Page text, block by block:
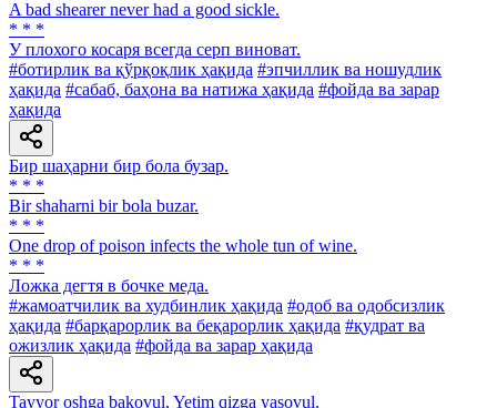
A bad shearer never had a good sickle.
* * *
У плохого косаря всегда серп виноват.
#ботирлик ва қўрқоқлик ҳақида #эпчиллик ва ношудлик
ҳақида #сабаб, баҳона ва натижа ҳақида #фойда ва зарар
ҳақида
Бир шаҳарни бир бола бузар.
* * *
Bir shaharni bir bola buzar.
* * *
One drop of poison infects the whole tun of wine.
* * *
Ложка дегтя в бочке меда.
#жамоатчилик ва худбинлик ҳақида #одоб ва одобсизлик
ҳақида #барқарорлик ва беқарорлик ҳақида #қудрат ва
ожизлик ҳақида #фойда ва зарар ҳақида
Tayyor oshga bakovul, Yetim qizga yasovul.